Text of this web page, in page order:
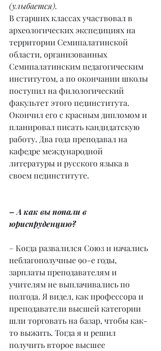
(улыбается).
В старших классах участвовал в
археологических экспедициях на
территории Семипалатинской
области, организованных
Семипалатинским педагогическим
институтом, а по окончании школы
поступил на филологический
факультет этого пединститута.
Окончил его с красным дипломом и
планировал писать кандидатскую
работу. Два года преподавал на
кафедре международной
литературы и русского языка в
своем пединституте.
– А как вы попали в
юриспруденцию?
– Когда развалился Союз и начались
неблагополучные 90-е годы,
зарплаты преподавателям и
учителям не выплачивались по
полгода. Я видел, как профессора и
преподаватели высшей категории
шли торговать на базар, чтобы как-
то выжить. Тогда я и решил
получить второе высшее